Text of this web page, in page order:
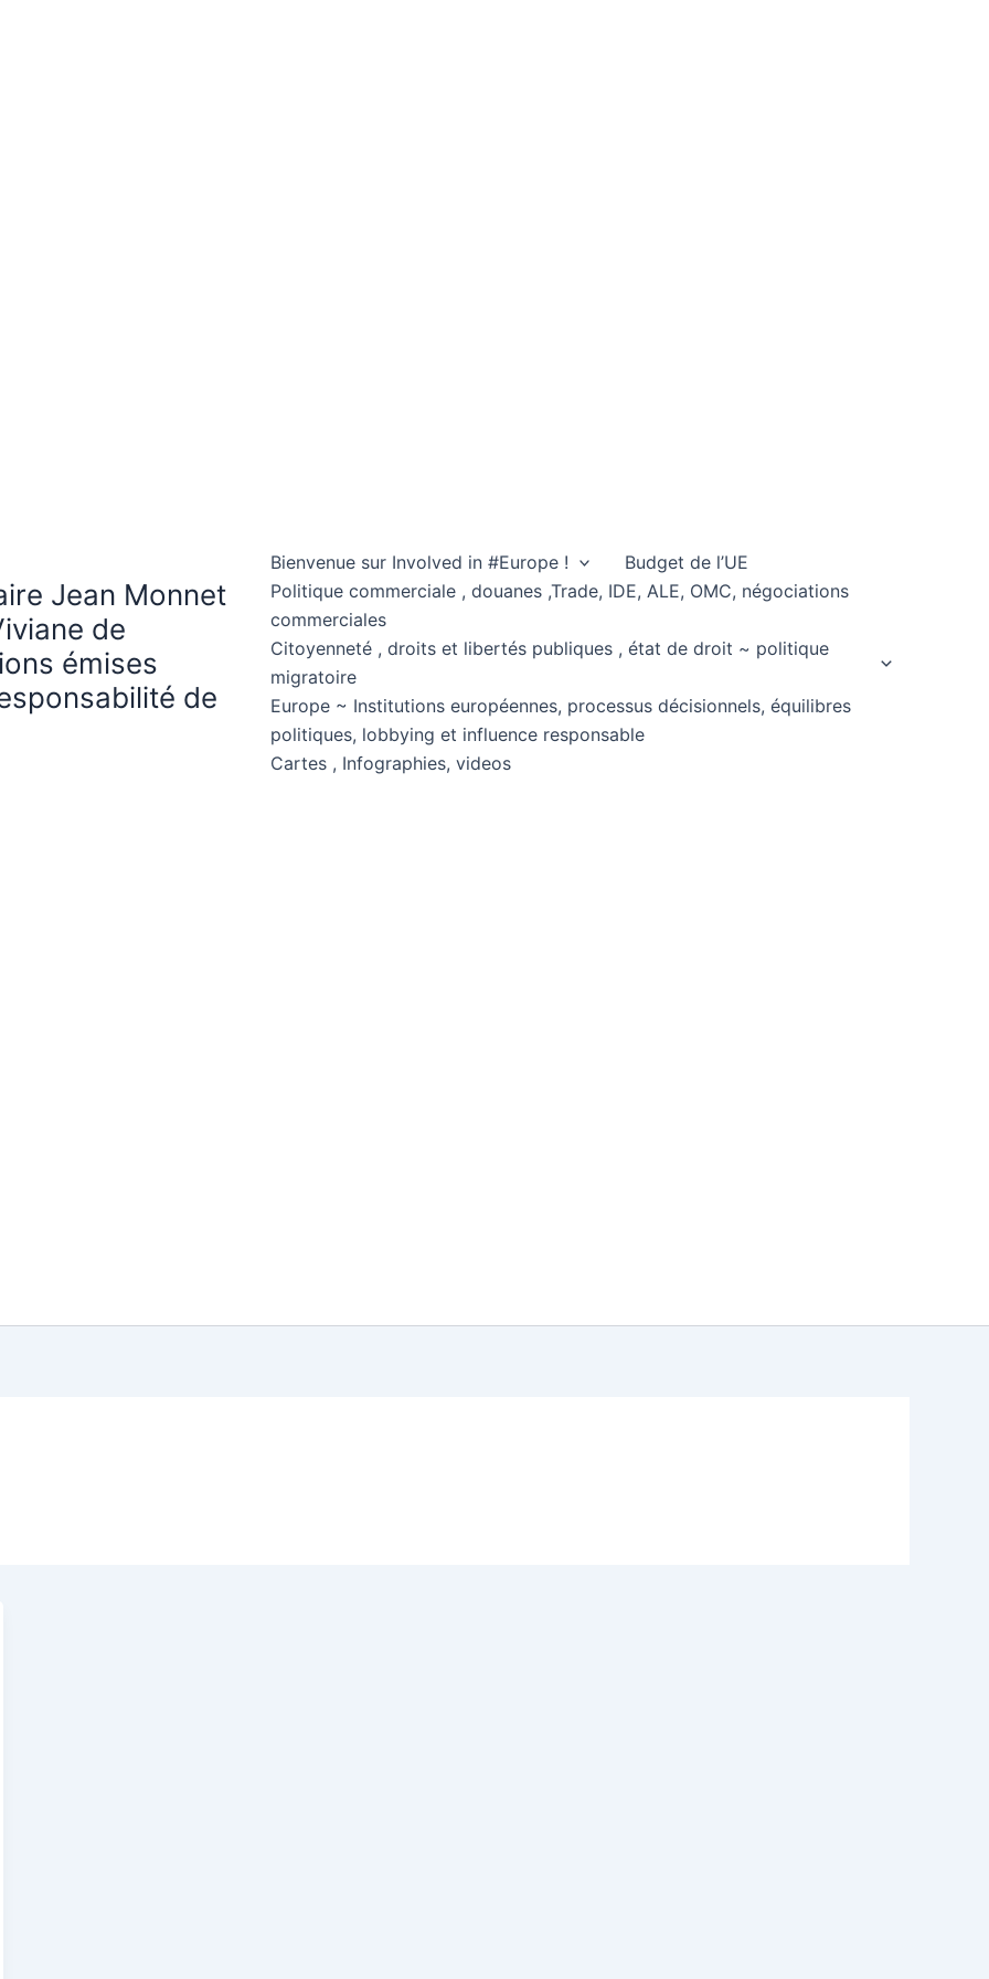
Jean Monnet
de
émises
de
Bienvenue sur Involved in #Europe !
Budget de l’UE
Politique commerciale , douanes ,Trade, IDE, ALE, OMC, négociations
commerciales
Citoyenneté , droits et libertés publiques , état de droit ~ politique
migratoire
Europe ~ Institutions européennes, processus décisionnels, équilibres
politiques, lobbying et influence responsable
Cartes , Infographies, videos